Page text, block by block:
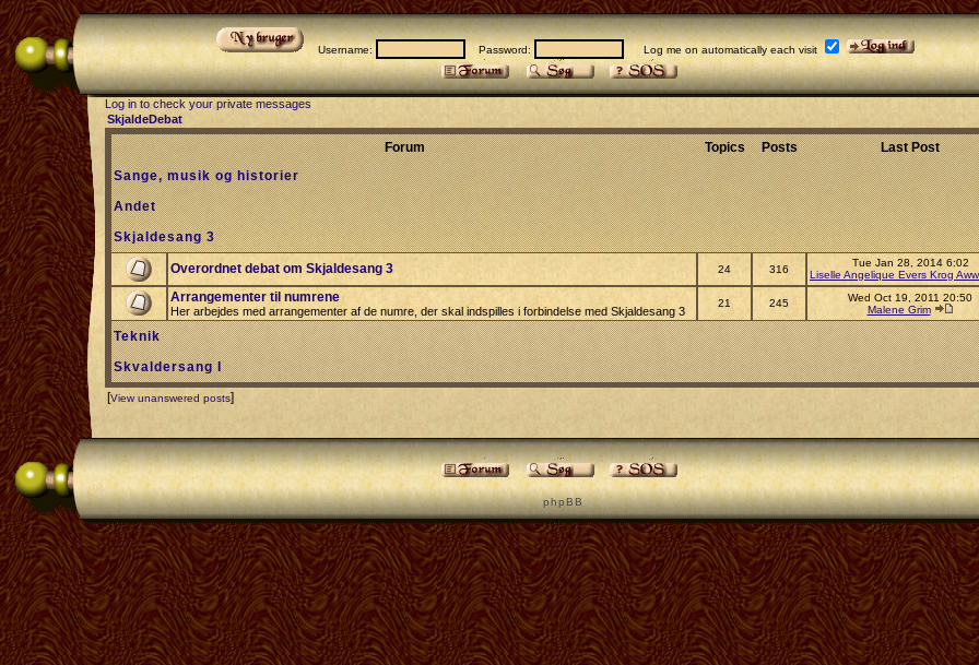
Username: Password: Log me on automatically each visit
Log in to check your private messages
SkjaldeDebat
Forum Topics Posts
Last Post
Sange, musik og historier
Andet
Skjaldesang 3
Overordnet debat om Skjaldesang 3 24 316
Tue Jan 28, 2014 6:02
Liselle Angelique Evers Krog
Arrangementer til numrene
Her arbejdes med arrangementer af de numre, der skal indspilles i forbindelse med Skjaldesang 3
21 245
Wed Oct 19, 2011 20:50
Malene Grim
Teknik
Skvaldersang I
[View unanswered posts]
p h p B B